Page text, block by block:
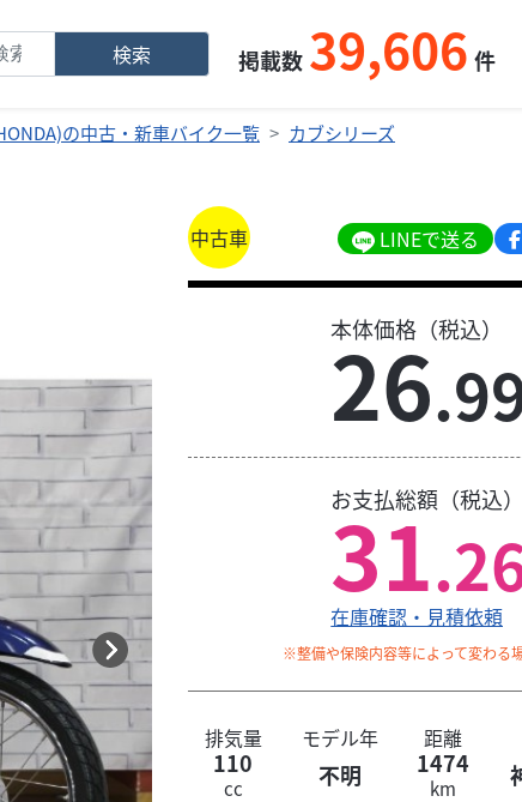
検索 掲載数 39,606 件
の中古・新車バイク一覧
カブシリーズ
中古車 LINEで送る
本体価格（税込）
26
お支払総額（税込）
31
在庫確認・見積依頼
※整備や保険内容等によって変わる
排気量 モデル年 距離
110
cc 不明 1474
km